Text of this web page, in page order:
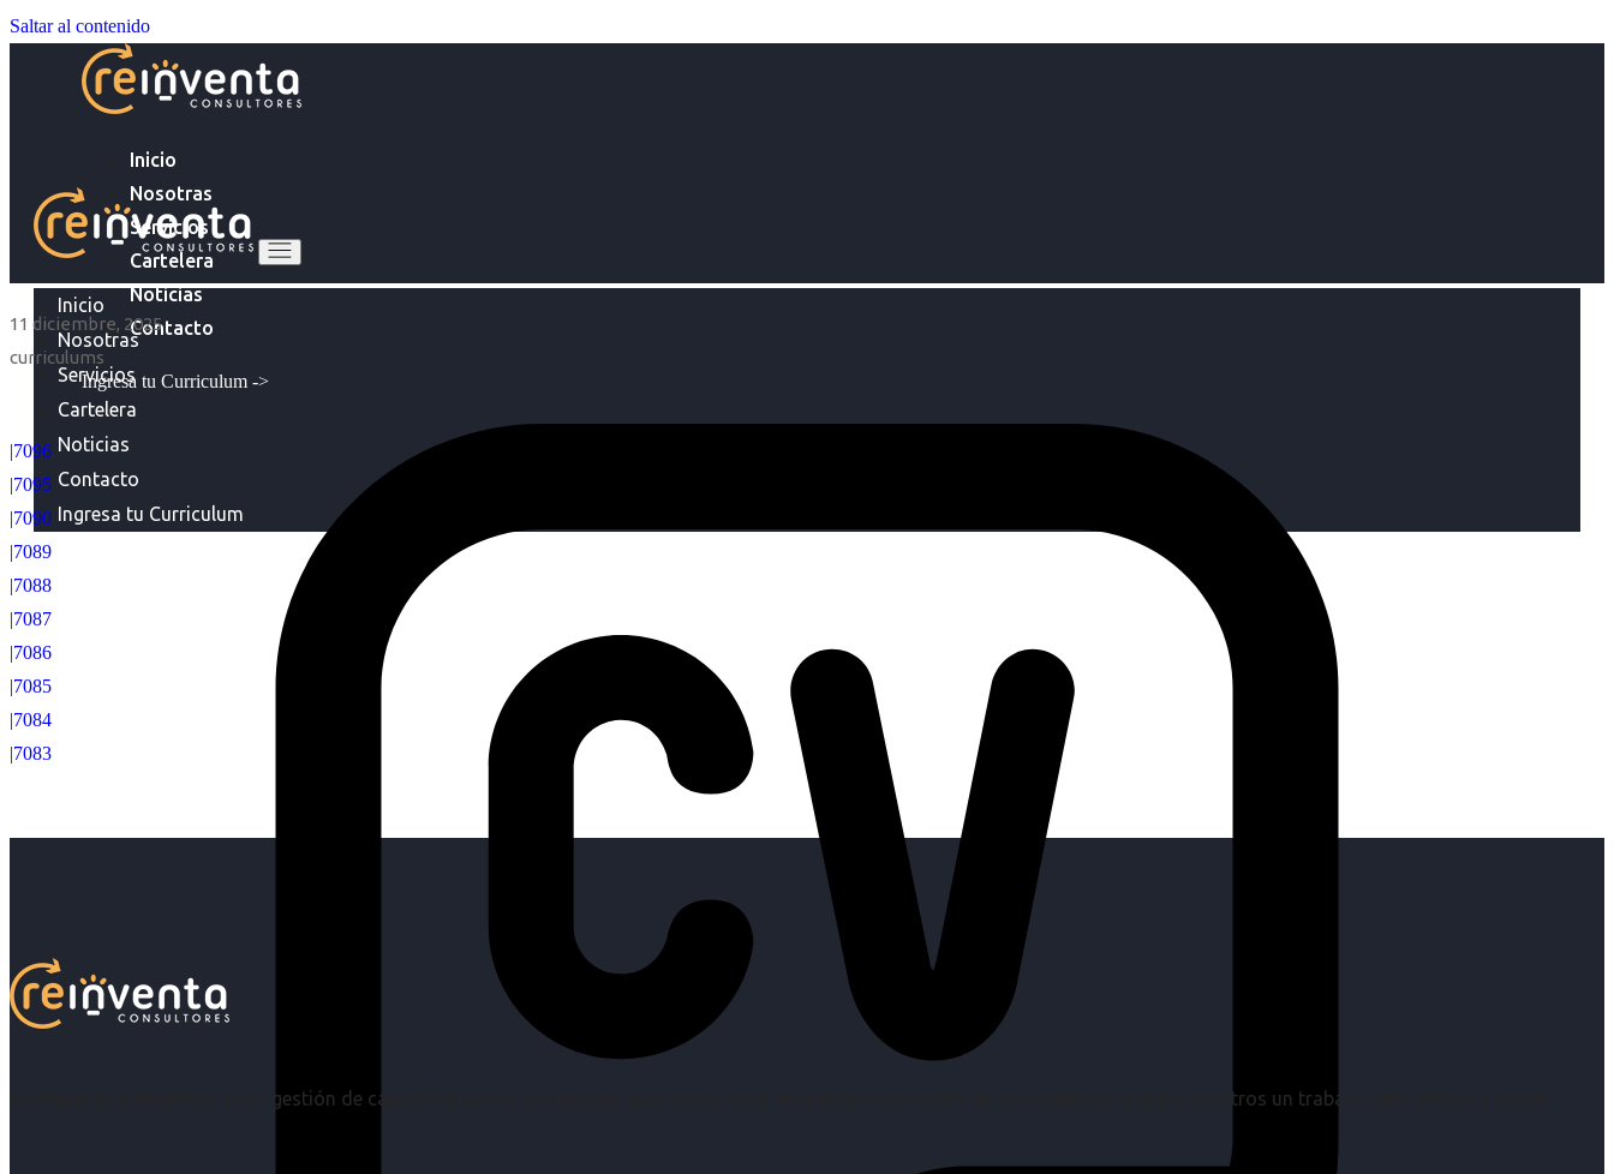
Saltar al contenido
Inicio
Nosotras
Servicios
Cartelera
Noticias
Contacto
Ingresa tu Curriculum ->
Inicio
Nosotras
Servicios
Cartelera
Noticias
Contacto
Ingresa tu Curriculum
11 diciembre, 2025
curriculums
|7096
|7095
|7090
|7089
|7088
|7087
|7086
|7085
|7084
|7083
Acompañar a empresas en su gestión de capital humano y acompañar a personas en la búsqueda y encuentro de sus objetivos es para nosotros un trabajo, pero antes un placer.